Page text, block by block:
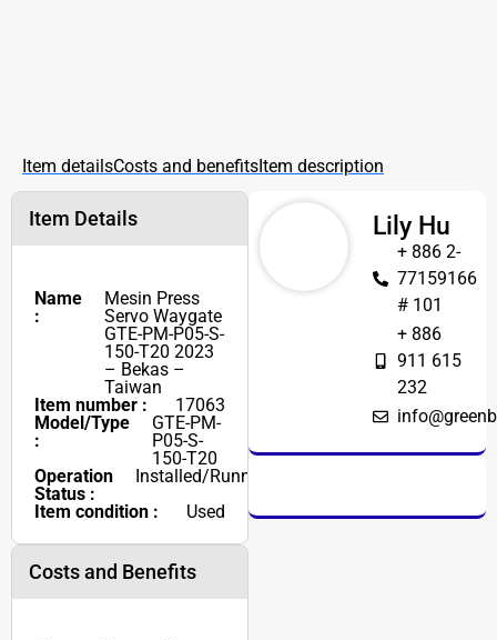
Item detailsCosts and benefits Item description
Item Details
Name
:
Mesin Press
Servo Waygate
GTE-PM-P05-S-
150-T20 2023
– Bekas –
Taiwan
Item number :
17063
Model/Type
:
GTE-PM-
P05-S-
150-T20
Operation
Status :
Installed/Running
Item condition :
Used
Costs and Benefits
Lily Hu
+ 886 2-
77159166
# 101
+ 886
911 615
232